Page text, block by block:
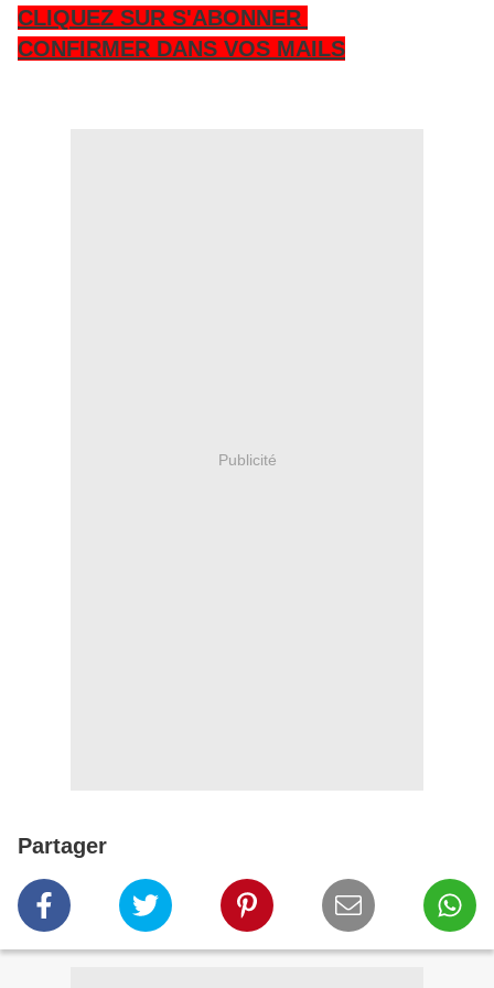
CLIQUEZ SUR S'ABONNER
CONFIRMER DANS VOS MAILS
Publicité
Partager